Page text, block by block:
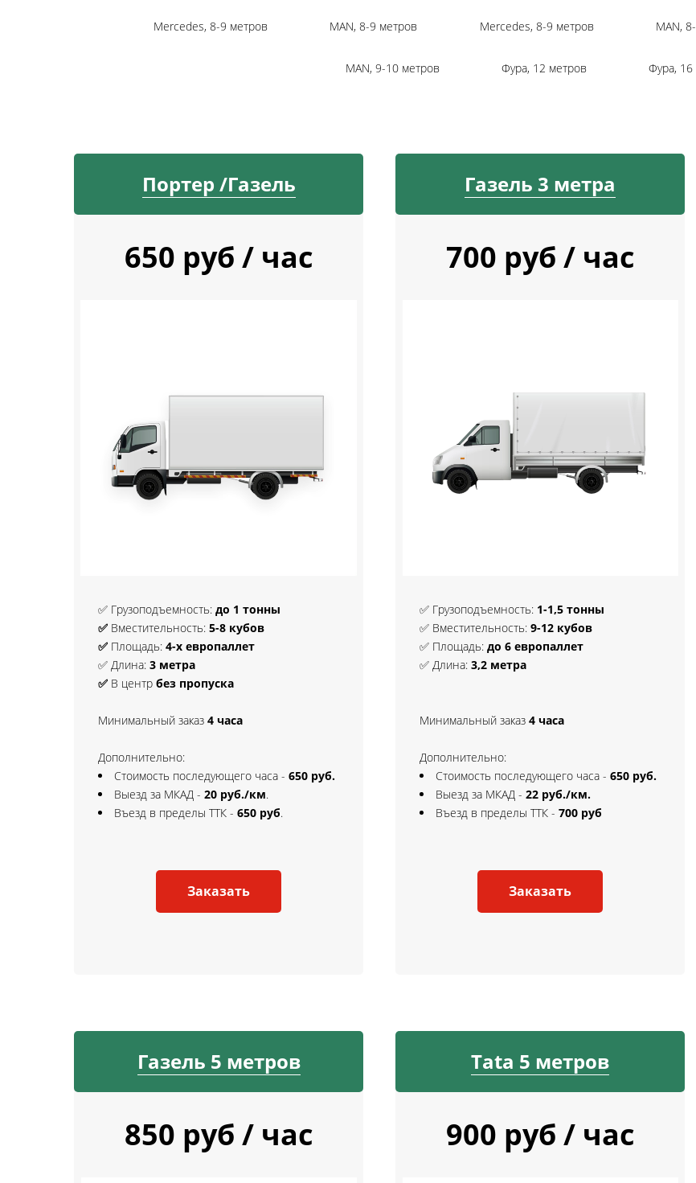
Mercedes, 8-9 метров MAN, 8-9 метров Mercedes, 8-9 метров MAN,
MAN, 9-10 метров Фура, 12 метров Фура,
Портер /Газель
650 руб / час
✅ Грузоподъемность: до 1 тонны
✅ Вместительность: 5-8 кубов
✅ Площадь: 4-х европаллет
✅ Длина: 3 метра
✅ В центр без пропуска
Минимальный заказ 4 часа
Дополнительно:
Стоимость последующего часа - 650 руб.
Выезд за МКАД - 20 руб./км.
Въезд в пределы ТТК - 650 руб.
Заказать
Газель 3 метра
700 руб / час
✅ Грузоподъемность: 1-1,5 тонны
✅ Вместительность: 9-12 кубов
✅ Площадь: до 6 европаллет
✅ Длина: 3,2 метра
Минимальный заказ 4 часа
Дополнительно:
Стоимость последующего часа - 650 руб.
Выезд за МКАД - 22 руб./км.
Въезд в пределы ТТК - 700 руб
Заказать
Газель 5 метров
850 руб / час
Tata 5 метров
900 руб / час